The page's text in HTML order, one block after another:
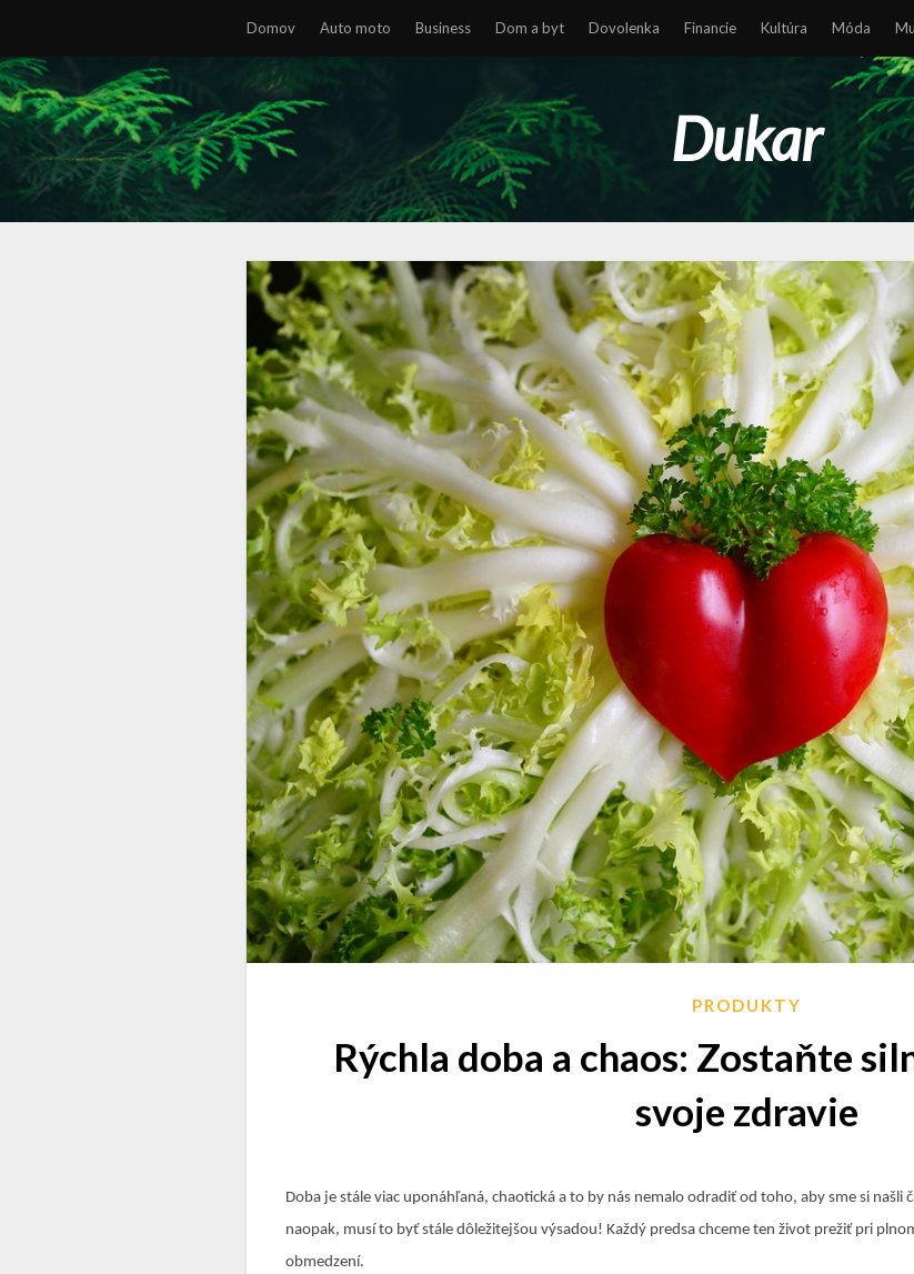
Domov Auto moto Business Dom a byt Dovolenka Financie Kultúra Móda
Dukar
PRODUKTY
Rýchla doba a chaos: Zostaňte
svoje zdravie
Doba je stále viac uponáhľaná, chaotická a to by nás nemalo odradiť od toho, aby sme si našli
naopak, musí to byť stále dôležitejšou výsadou! Každý predsa chceme ten život prežiť pri
obmedzení.